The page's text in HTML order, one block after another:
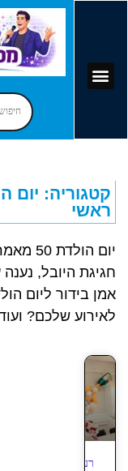
ראשי
יום
חגיגת היובל,
אמן בידור ליום
לאירוע שלכם?
רעיונות מקוריים ליום